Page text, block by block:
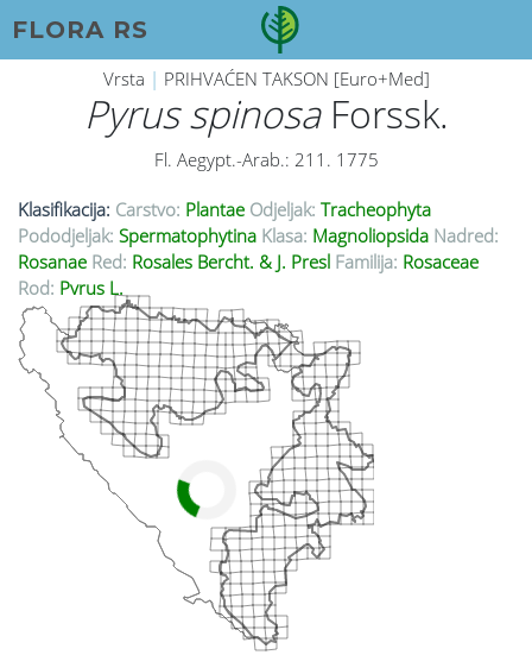
FLORA RS
Vrsta | PRIHVAĆEN TAKSON [Euro+Med]
Pyrus spinosaForssk.
Fl. Aegypt.-Arab.: 211. 1775
Klasifikacija: Carstvo: Plantae Odjeljak: Tracheophyta
Pododjeljak: Spermatophytina Klasa: Magnoliopsida Nadred:
Rosanae Red: Rosales Bercht. & J. Presl Familija: Rosaceae
Rod: Pyrus L.